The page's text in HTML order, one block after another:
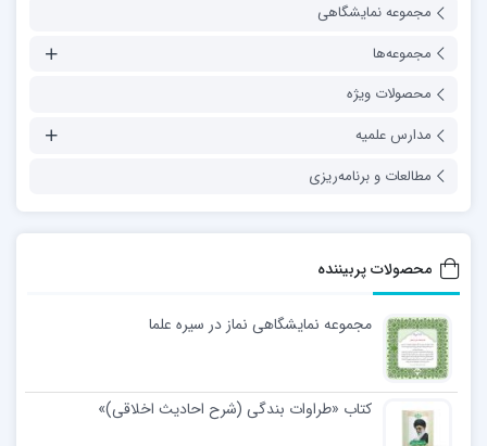
مجموعه نمایشگاهی
مجموعه‌ها
محصولات ویژه
مدارس علمیه
مطالعات و برنامه‌ریزی
محصولات پربیننده
مجموعه نمایشگاهی نماز در سیره علما
کتاب «طراوات بندگی (شرح احادیث اخلاقی)»